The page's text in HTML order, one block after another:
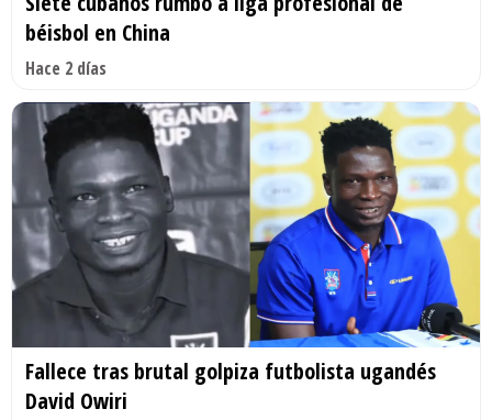
béisbol en China
Hace 2 días
Fallece tras brutal golpiza futbolista ugandés
David Owiri